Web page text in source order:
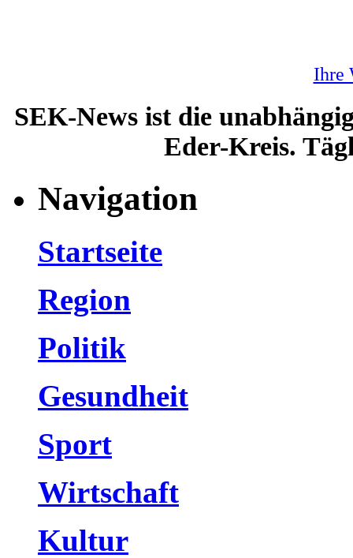
Ihre
SEK-News ist die
Eder-Kreis.
Navigation
Startseite
Region
Politik
Gesundheit
Sport
Wirtschaft
Kultur